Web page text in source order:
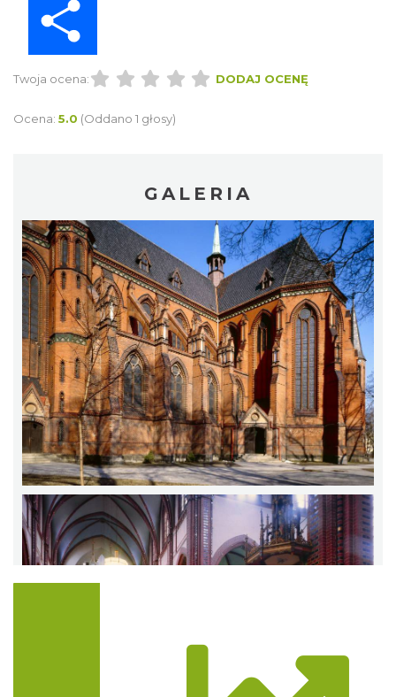
Twoja ocena: DODAJ OCENĘ
Ocena: 5.0 (Oddano 1 głosy)
GALERIA
Trasa